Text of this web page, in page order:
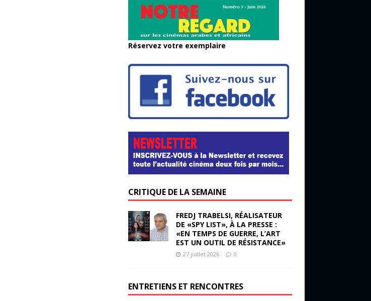
Réservez votre exemplaire
CRITIQUE DE LA SEMAINE
FREDJ TRABELSI, RÉALISATEUR
DE «SPY LIST», À LA PRESSE :
«EN TEMPS DE GUERRE, L’ART
EST UN OUTIL DE RÉSISTANCE»
27 juillet 2026 0
ENTRETIENS ET RENCONTRES